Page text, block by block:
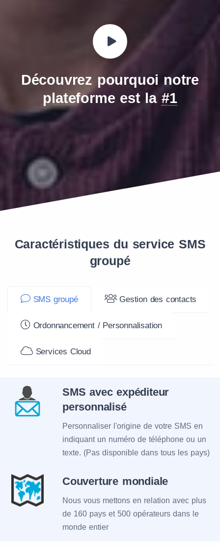
Découvrez pourquoi notre
plateforme est la #1
Caractéristiques du service SMS
groupé
SMS groupé Gestion des contacts
Ordonnancement / Personnalisation
Services Cloud
SMS avec expéditeur
personnalisé
Personnaliser l'origine de votre SMS en
indiquant un numéro de téléphone ou un
texte. (Pas disponible dans tous les pays)
Couverture mondiale
Nous vous mettons en relation avec plus
de 160 pays et 500 opérateurs dans le
monde entier